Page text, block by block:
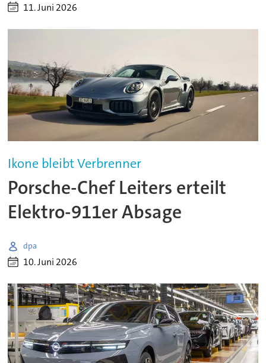
11. Juni 2026
Ikone bleibt Verbrenner
Porsche-Chef Leiters erteilt
Elektro-911er Absage
dpa
10. Juni 2026